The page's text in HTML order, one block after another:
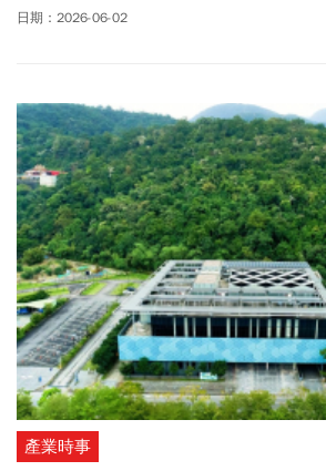
的各縣市地方政府紛紛出招，盼能夠過旅遊
日期：2026-06-02
產業時事